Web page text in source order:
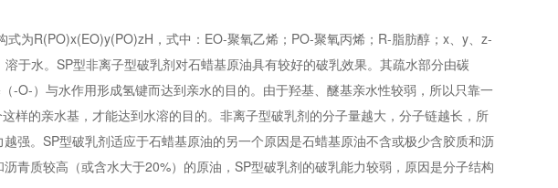
为R(PO)x(EO)y(PO)zH，式中：EO-聚氧乙烯；PO-聚氧丙烯；R-脂肪醇；x、y、z-
于水。SP型非离子型破乳剂对石蜡基原油具有较好的破乳效果。其疏水部分由碳
-O-）与水作用形成氢键而达到亲水的目的。由于羟基、醚基亲水性较弱，所以只靠一
样的亲水基，才能达到水溶的目的。非离子型破乳剂的分子量越大，分子链越长，所
强。SP型破乳剂适应于石蜡基原油的另一个原因是石蜡基原油不含或极少含胶质和沥
青质较高（或含水大于20%）的原油，SP型破乳剂的破乳能力较弱，原因是分子结构